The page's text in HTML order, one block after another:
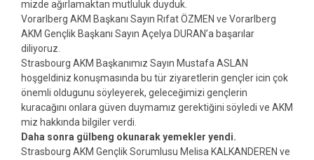
mizde ağırlamaktan mutluluk duyduk.
Vorarlberg AKM Başkanı Sayın Rıfat ÖZMEN ve Vorarlberg
AKM Gençlik Başkanı Sayın Açelya DURAN’a başarılar
diliyoruz.
Strasbourg AKM Başkanımız Sayın Mustafa ASLAN
hoşgeldiniz konuşmasında bu tür ziyaretlerin gençler icin çok
önemli oldugunu söyleyerek, geleceğimizi gençlerin
kuracağını onlara güven duymamız gerektiğini söyledi ve AKM
miz hakkında bilgiler verdi.
Daha sonra gülbeng okunarak yemekler yendi.
Strasbourg AKM Gençlik Sorumlusu Melisa KALKANDEREN ve